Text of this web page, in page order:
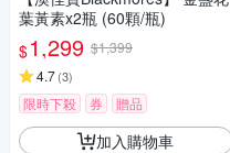
葉黃素x2瓶 (60顆/瓶)
$1,299 $1,399
4.7(3)
限時下殺 券 贈品
加入購物車